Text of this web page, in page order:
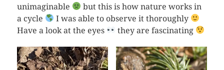
unimaginable
but this is how nature works in
a cycle
I was able to observe it thoroughly
Have a look at the eyes
they are fascinating